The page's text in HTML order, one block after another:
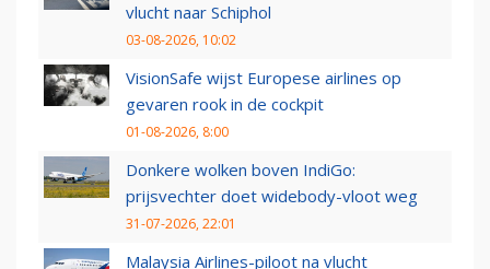
vlucht naar Schiphol
03-08-2026, 10:02
VisionSafe wijst Europese airlines op
gevaren rook in de cockpit
01-08-2026, 8:00
Donkere wolken boven IndiGo:
prijsvechter doet widebody-vloot weg
31-07-2026, 22:01
Malaysia Airlines-piloot na vlucht